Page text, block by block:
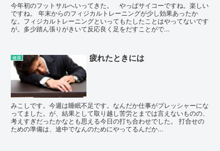
今年初のフットサルへいってきた。 やっぱサイコーですね。楽しい
ですね。 年末からのフィジカルトレーニングが少し効果あったか
な。フィジカルトレーニングといってもたしたことはやってないです
が。多少踏ん張りがきいて反応良く足をだすことがで...
健康 疲れたときには
みこしです。今週は睡眠不足です。なんだか仕事がプレッシャーにな
ってました。が、結果として取り越し苦労とまでは言えないものの、
考えすぎだったかなとも思える今日の打ち合わせでした。 打合せの
ための準備は、途中でなんのためにやってるんだか...